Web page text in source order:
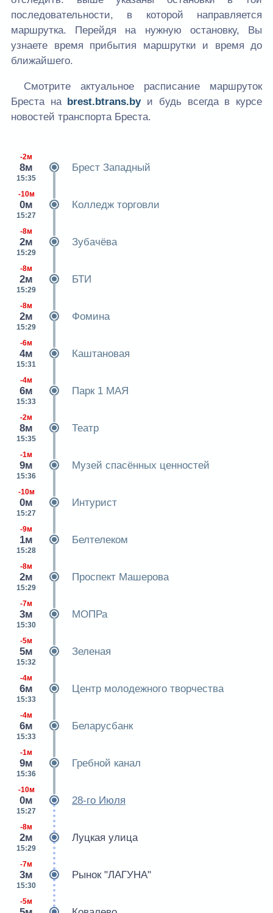
последовательности, в которой направляется
маршрутка. Перейдя на нужную остановку, Вы
узнаете время прибытия маршрутки и время до
ближайшего.
Смотрите актуальное расписание маршруток
Бреста на brest.btrans.byи будь всегда в курсе
новостей транспорта Бреста.
-2м
8м
15:35
Брест Западный
-10м
0м
15:27
Колледж торговли
-8м
2м
15:29
Зубачёва
-8м
2м
15:29
БТИ
-8м
2м
15:29
Фомина
-6м
4м
15:31
Каштановая
-4м
6м
15:33
Парк 1 МАЯ
-2м
8м
15:35
Театр
-1м
9м
15:36
Музей спасённых ценностей
-10м
0м
15:27
Интурист
-9м
1м
15:28
Белтелеком
-8м
2м
15:29
Проспект Машерова
-7м
3м
15:30
МОПРа
-5м
5м
15:32
Зеленая
-4м
6м
15:33
Центр молодежного творчества
-4м
6м
15:33
Беларусбанк
-1м
9м
15:36
Гребной канал
-10м
0м
15:27
28-го Июля
-8м
2м
15:29
Луцкая улица
-7м
3м
15:30
Рынок "ЛАГУНА"
-5м